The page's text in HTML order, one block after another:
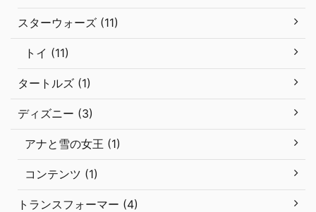
スターウォーズ (11)
トイ (11)
タートルズ (1)
ディズニー (3)
アナと雪の女王 (1)
コンテンツ (1)
トランスフォーマー (4)